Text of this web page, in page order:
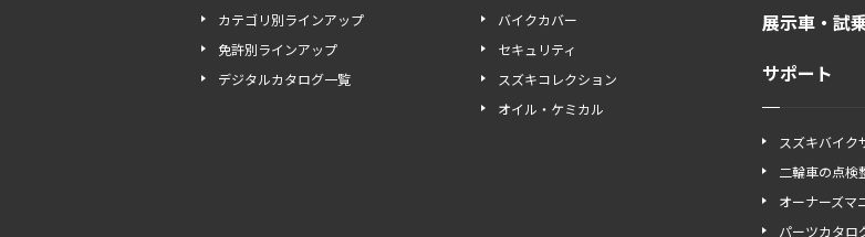
カテゴリ別ラインアップ
免許別ラインアップ
デジタルカタログ一覧
バイクカバー
セキュリティ
スズキコレクション
オイル・ケミカル
展示車・試
サポート
スズキバイク
二輪車の点検
オーナーズマ
パーツカタロ